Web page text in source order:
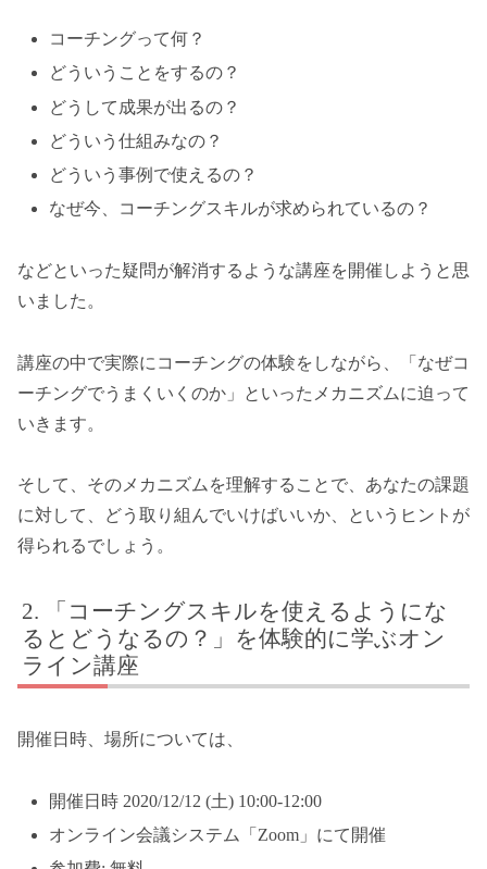
コーチングって何？
どういうことをするの？
どうして成果が出るの？
どういう仕組みなの？
どういう事例で使えるの？
なぜ今、コーチングスキルが求められているの？
などといった疑問が解消するような講座を開催しようと思
いました。
講座の中で実際にコーチングの体験をしながら、「なぜコ
ーチングでうまくいくのか」といったメカニズムに迫って
いきます。
そして、そのメカニズムを理解することで、あなたの課題
に対して、どう取り組んでいけばいいか、というヒントが
得られるでしょう。
「コーチングスキルを使えるようにな
るとどうなるの？」を体験的に学ぶオン
ライン講座
開催日時、場所については、
開催日時 2020/12/12 (土) 10:00-12:00
オンライン会議システム「Zoom」にて開催